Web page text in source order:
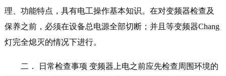
理、功能特点，具有电工操作基本知识。在对变频器检查及
保养之前，必须在设备总电源全部切断；并且等变频器Chang
灯完全熄灭的情况下进行。
二． 日常检查事项 变频器上电之前应先检查周围环境的